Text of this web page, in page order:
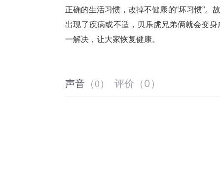
正确的生活习惯，改掉不健康的“坏习惯”
出现了疾病或不适，贝乐虎兄弟俩就会变
一解决，让大家恢复健康。
声音 （0） 评价 （0 ）